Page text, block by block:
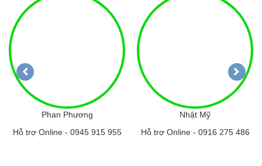
Phan Phương
Hỗ trợ Online - 0945 915 955
Nhật Mỹ
Hỗ trợ Online - 0916 275 486